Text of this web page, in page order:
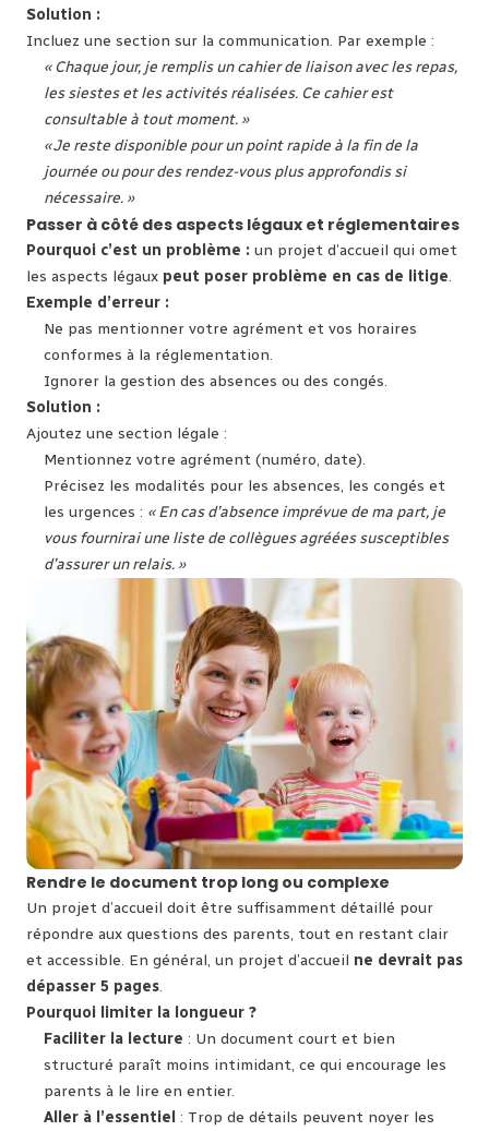
Solution :
Incluez une section sur la communication. Par exemple :
« Chaque jour, je remplis un cahier de liaison avec les repas,
les siestes et les activités réalisées. Ce cahier est
consultable à tout moment. »
« Je reste disponible pour un point rapide à la fin de la
journée ou pour des rendez-vous plus approfondis si
nécessaire. »
Passer à côté des aspects légaux et réglementaires
Pourquoi c’est un problème : un projet d’accueil qui omet
les aspects légaux peut poser problème en cas de litige.
Exemple d’erreur :
Ne pas mentionner votre agrément et vos horaires
conformes à la réglementation.
Ignorer la gestion des absences ou des congés.
Solution :
Ajoutez une section légale :
Mentionnez votre agrément (numéro, date).
Précisez les modalités pour les absences, les congés et
les urgences : « En cas d’absence imprévue de ma part, je
vous fournirai une liste de collègues agréées susceptibles
d’assurer un relais. »
Rendre le document trop long ou complexe
Un projet d’accueil doit être suffisamment détaillé pour
répondre aux questions des parents, tout en restant clair
et accessible. En général, un projet d’accueil ne devrait pas
dépasser 5 pages.
Pourquoi limiter la longueur ?
Faciliter la lecture : Un document court et bien
structuré paraît moins intimidant, ce qui encourage les
parents à le lire en entier.
Aller à l’essentiel : Trop de détails peuvent noyer les